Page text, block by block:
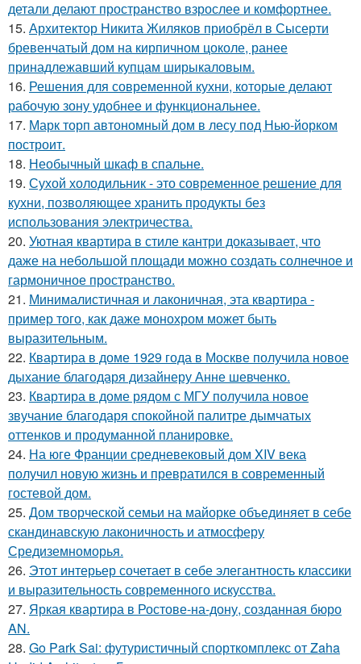
детали делают пространство взрослее и комфортнее.
15. Архитектор Никита Жиляков приобрёл в Сысерти
бревенчатый дом на кирпичном цоколе, ранее
принадлежавший купцам ширыкаловым.
16. Решения для современной кухни, которые делают
рабочую зону удобнее и функциональнее.
17. Марк торп автономный дом в лесу под Нью-йорком
построит.
18. Необычный шкаф в спальне.
19. Сухой холодильник - это современное решение для
кухни, позволяющее хранить продукты без
использования электричества.
20. Уютная квартира в стиле кантри доказывает, что
даже на небольшой площади можно создать солнечное и
гармоничное пространство.
21. Минималистичная и лаконичная, эта квартира -
пример того, как даже монохром может быть
выразительным.
22. Квартира в доме 1929 года в Москве получила новое
дыхание благодаря дизайнеру Анне шевченко.
23. Квартира в доме рядом с МГУ получила новое
звучание благодаря спокойной палитре дымчатых
оттенков и продуманной планировке.
24. На юге Франции средневековый дом XIV века
получил новую жизнь и превратился в современный
гостевой дом.
25. Дом творческой семьи на майорке объединяет в себе
скандинавскую лаконичность и атмосферу
Средиземноморья.
26. Этот интерьер сочетает в себе элегантность классики
и выразительность современного искусства.
27. Яркая квартира в Ростове-на-дону, созданная бюро
AN.
28. Go Park Sai: футуристичный спорткомплекс от Zaha